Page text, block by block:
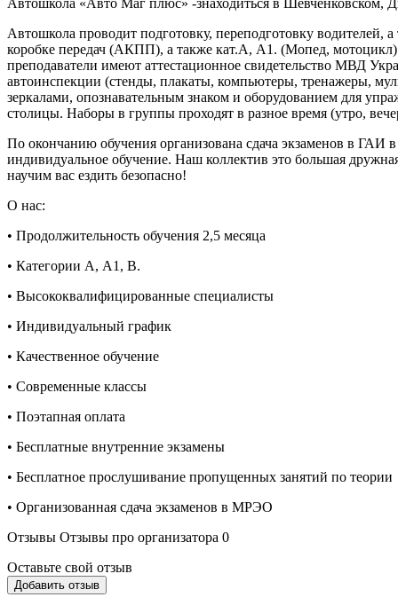
Автошкола «Авто Маг плюс» -знаходиться в Шевченковском,
Автошкола проводит подготовку, переподготовку водителей,
коробке передач (АКПП), а также кат.А, А1. (Мопед,
преподаватели имеют аттестационное свидетельство МВД
автоинспекции (стенды, плакаты, компьютеры, тренажеры,
зеркалами, опознавательным знаком и оборудованием для
столицы. Наборы в группы проходят в разное время (утро,
По окончанию обучения организована сдача экзаменов в
индивидуальное обучение. Наш коллектив это большая
научим вас ездить безопасно!
О нас:
• Продолжительность обучения 2,5 месяца
• Категории А, А1, В.
• Высококвалифицированные специалисты
• Индивидуальный график
• Качественное обучение
• Современные классы
• Поэтапная оплата
• Бесплатные внутренние экзамены
• Бесплатное прослушивание пропущенных занятий по теории
• Организованная сдача экзаменов в МРЭО
Отзывы Отзывы про организатора 0
Оставьте свой отзыв
Добавить отзыв